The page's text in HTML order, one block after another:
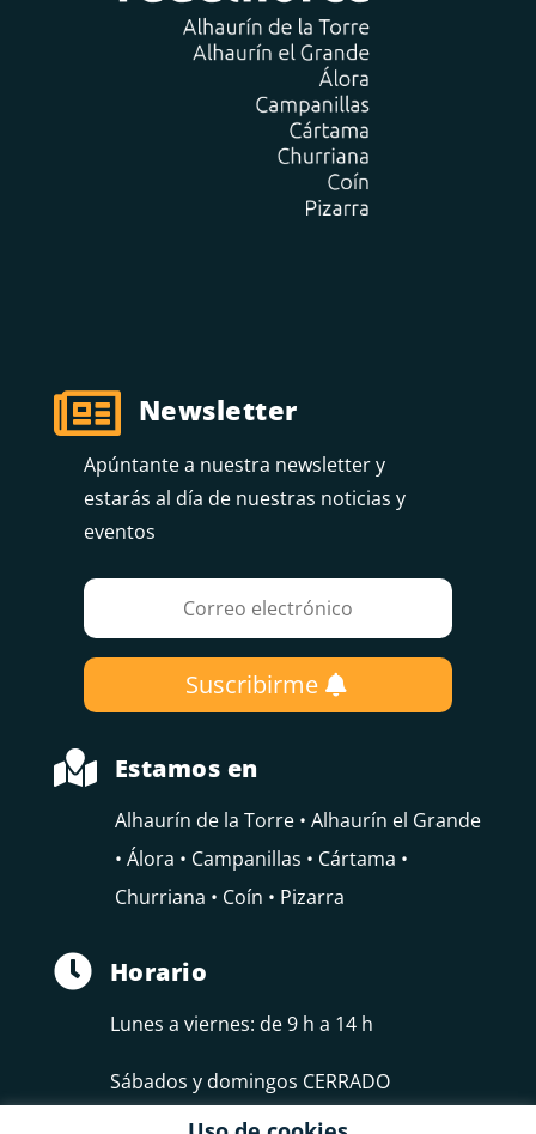
 Newsletter
Apúntante a nuestra newsletter y
estarás al día de nuestras noticias y
eventos
Suscribirme
 Estamos en
Alhaurín de la Torre • Alhaurín el Grande
• Álora • Campanillas • Cártama •
Churriana • Coín • Pizarra
 Horario
Lunes a viernes: de 9 h a 14 h
Sábados y domingos CERRADO